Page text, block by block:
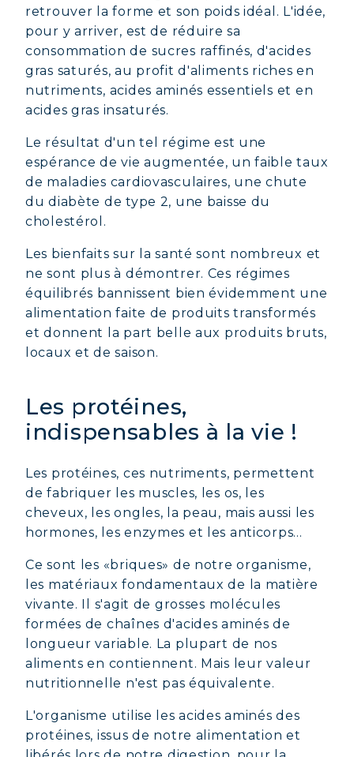
retrouver la forme et son poids idéal. L'idée,
pour y arriver, est de réduire sa
consommation de sucres raffinés, d'acides
gras saturés, au profit d'aliments riches en
nutriments, acides aminés essentiels et en
acides gras insaturés.
Le résultat d'un tel régime est une
espérance de vie augmentée, un faible taux
de maladies cardiovasculaires, une chute
du diabète de type 2, une baisse du
cholestérol.
Les bienfaits sur la santé sont nombreux et
ne sont plus à démontrer. Ces régimes
équilibrés bannissent bien évidemment une
alimentation faite de produits transformés
et donnent la part belle aux produits bruts,
locaux et de saison.
Les protéines,
indispensables à la vie !
Les protéines, ces nutriments, permettent
de fabriquer les muscles, les os, les
cheveux, les ongles, la peau, mais aussi les
hormones, les enzymes et les anticorps...
Ce sont les «briques» de notre organisme,
les matériaux fondamentaux de la matière
vivante. Il s'agit de grosses molécules
formées de chaînes d'acides aminés de
longueur variable. La plupart de nos
aliments en contiennent. Mais leur valeur
nutritionnelle n'est pas équivalente.
L'organisme utilise les acides aminés des
protéines, issus de notre alimentation et